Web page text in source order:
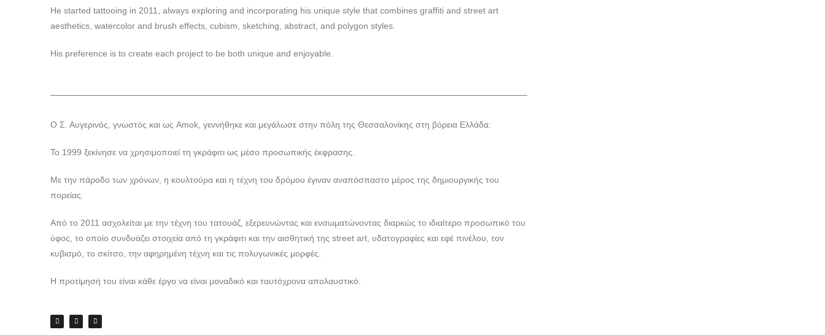
He started tattooing in 2011, always exploring and incorporating his unique style that combines graffiti and street art
aesthetics, watercolor and brush effects, cubism, sketching, abstract, and polygon styles.
His preference is to create each project to be both unique and enjoyable.
Ο Σ. Αυγερινός, γνωστός και ως Amok, γεννήθηκε και μεγάλωσε στην πόλη της Θεσσαλονίκης στη βόρεια Ελλάδα.
Το 1999 ξεκίνησε να χρησιμοποιεί τη γκράφιτι ως μέσο προσωπικής έκφρασης.
Με την πάροδο των χρόνων, η κουλτούρα και η τέχνη του δρόμου έγιναν αναπόσπαστο μέρος της δημιουργικής του
πορείας.
Από το 2011 ασχολείται με την τέχνη του τατουάζ, εξερευνώντας και ενσωματώνοντας διαρκώς το ιδιαίτερο προσωπικό του
ύφος, το οποίο συνδυάζει στοιχεία από τη γκράφιτι και την αισθητική της street art, υδατογραφίες και εφέ πινέλου, τον
κυβισμό, το σκίτσο, την αφηρημένη τέχνη και τις πολυγωνικές μορφές.
Η προτίμησή του είναι κάθε έργο να είναι μοναδικό και ταυτόχρονα απολαυστικό.